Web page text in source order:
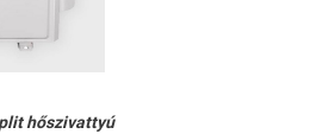
hőszivattyú